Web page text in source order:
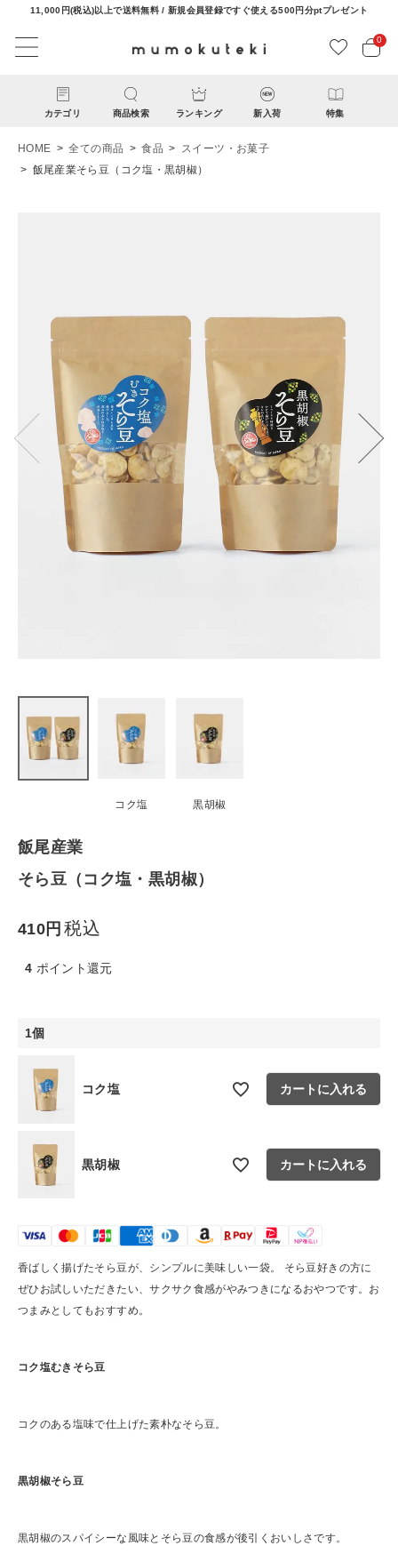
11,000円(税込)以上で送料無料 / 新規会員登録ですぐ使える500円分ptプレゼント
0
カテゴリ 商品検索 ランキング 新入荷 特集
ようこそ ゲスト 様
ログイン 新規会員登録
ナチュラル服
ファッション雑貨
食品
特集
ご利用ガイド
お問い合わせ
ショップリスト
HOME 全ての商品 食品
スイーツ・お菓子
飯尾産業そら豆（コク塩・黒胡椒）
コク塩 黒胡椒
飯尾産業
そら豆（コク塩・黒胡椒）
410 税込
4 ポイント還元
1個
コク塩 カートに入れる
黒胡椒 カートに入れる
香ばしく揚げたそら豆が、シンプルに美味しい一袋。 そら豆好きの方に
ぜひお試しいただきたい、サクサク食感がやみつきになるおやつです。お
つまみとしてもおすすめ。
コク塩むきそら豆
コクのある塩味で仕上げた素朴なそら豆。
黒胡椒そら豆
黒胡椒のスパイシーな風味とそら豆の食感が後引くおいしさです。